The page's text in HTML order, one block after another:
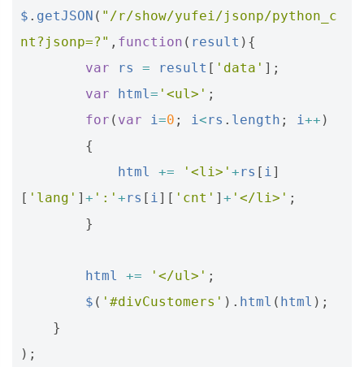
$ . getJSON ( "/r/show/yufei/jsonp/python_c
nt?jsonp=?" , function ( result ){
var
rs = result [ 'data' ];
var
html= '<ul>' ;
for ( var i=0 ; i<rs . length ; i++ )
{
html
+= '<li>' +rs [ i]
[ 'lang' ] + ':' +rs [ i][ 'cnt' ] + '</li>' ;
}
html += '</ul>' ;
$ ( '#divCustomers' ). html ( html );
}
);